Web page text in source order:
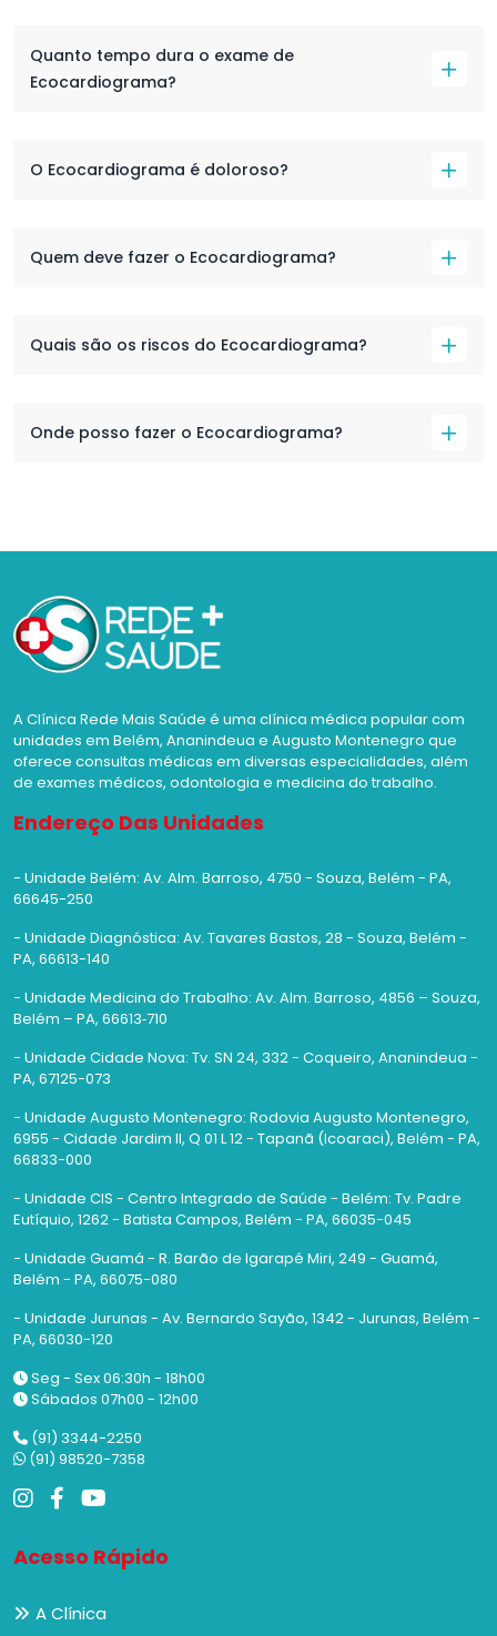
Quanto tempo dura o exame de
Ecocardiograma?
O Ecocardiograma é doloroso?
Quem deve fazer o Ecocardiograma?
Quais são os riscos do Ecocardiograma?
Onde posso fazer o Ecocardiograma?
A Clínica Rede Mais Saúde é uma clínica médica popular com
unidades em Belém, Ananindeua e Augusto Montenegro que
oferece consultas médicas em diversas especialidades, além
de exames médicos, odontologia e medicina do trabalho.
Endereço Das Unidades
- Unidade Belém: Av. Alm. Barroso, 4750 - Souza, Belém - PA,
66645-250
- Unidade Diagnóstica: Av. Tavares Bastos, 28 - Souza, Belém -
PA, 66613-140
- Unidade Medicina do Trabalho: Av. Alm. Barroso, 4856 – Souza,
Belém – PA, 66613‑710
- Unidade Cidade Nova: Tv. SN 24, 332 - Coqueiro, Ananindeua -
PA, 67125-073
- Unidade Augusto Montenegro: Rodovia Augusto Montenegro,
6955 - Cidade Jardim II, Q 01 L 12 - Tapanã (Icoaraci), Belém - PA,
66833-000
- Unidade CIS - Centro Integrado de Saúde - Belém: Tv. Padre
Eutíquio, 1262 - Batista Campos, Belém - PA, 66035-045
- Unidade Guamá - R. Barão de Igarapé Miri, 249 - Guamá,
Belém - PA, 66075-080
- Unidade Jurunas - Av. Bernardo Sayão, 1342 - Jurunas, Belém -
PA, 66030-120
Seg - Sex 06:30h - 18h00
Sábados 07h00 - 12h00
(91) 3344-2250
(91) 98520-7358
Acesso Rápido
A Clínica